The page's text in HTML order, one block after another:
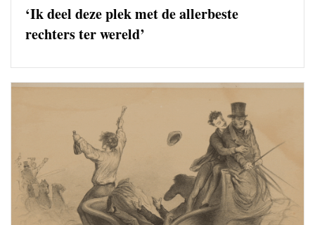
‘Ik deel deze plek met de allerbeste
rechters ter wereld’